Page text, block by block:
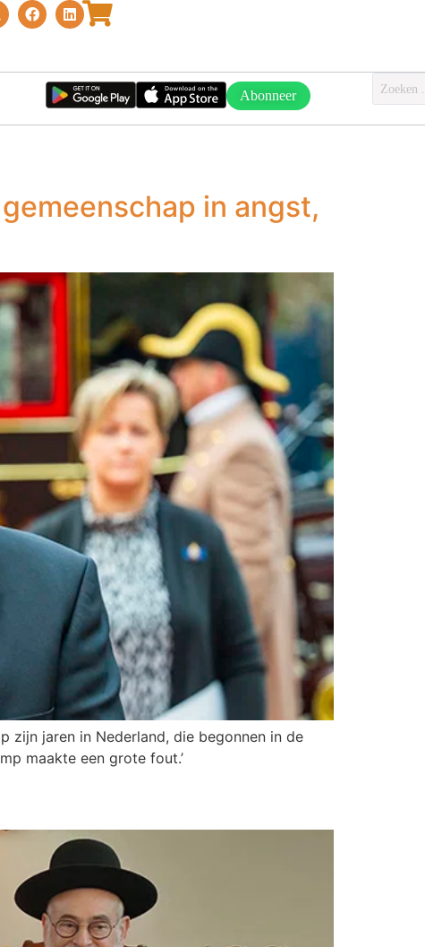
Abonneer
in angst,
zijn jaren in Nederland, die begonnen in de
maakte een grote fout.’